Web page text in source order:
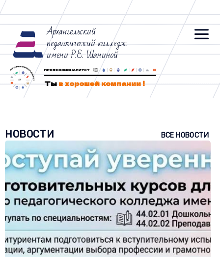
Архангельский
педагогический колледж
имени Р.Е. Шаниной
Тыв хорошей компании !
НОВОСТИ ВСЕ НОВОСТИ